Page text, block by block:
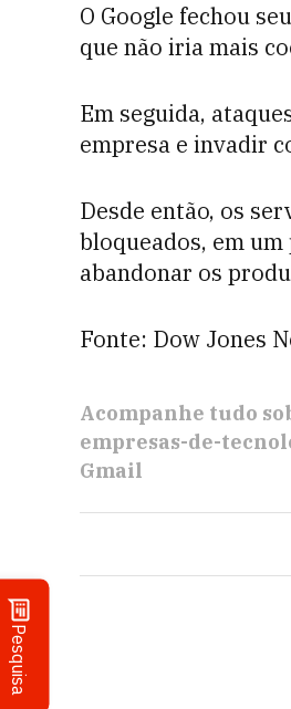
Pesquisa
O Google fechou
que não iria mais
Em seguida,
empresa e invadir
Desde então, os
bloqueados, em
abandonar os
Fonte: Dow Jones
Acompanhe tudo
empresas-de-
Gmail